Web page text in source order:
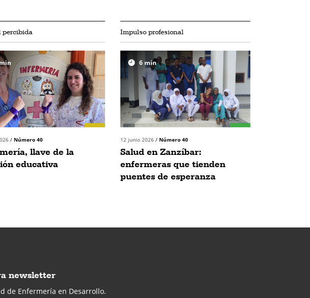
percibida
/ Número 40
llave de la
educativa
Impulso profesional
6 min
12 junio 2026 / Número 40
Salud en Zanzíbar:
enfermeras que tienden
puentes de esperanza
newsletter
de Enfermería en Desarrollo.